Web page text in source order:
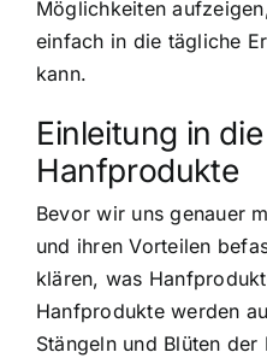
Möglichkeiten
einfach in die tägliche
kann.
Einleitung in
Hanfprodukte
Bevor wir uns genauer
und ihren Vorteilen
klären, was
Hanfprodukte werden
Stängeln und Blüten